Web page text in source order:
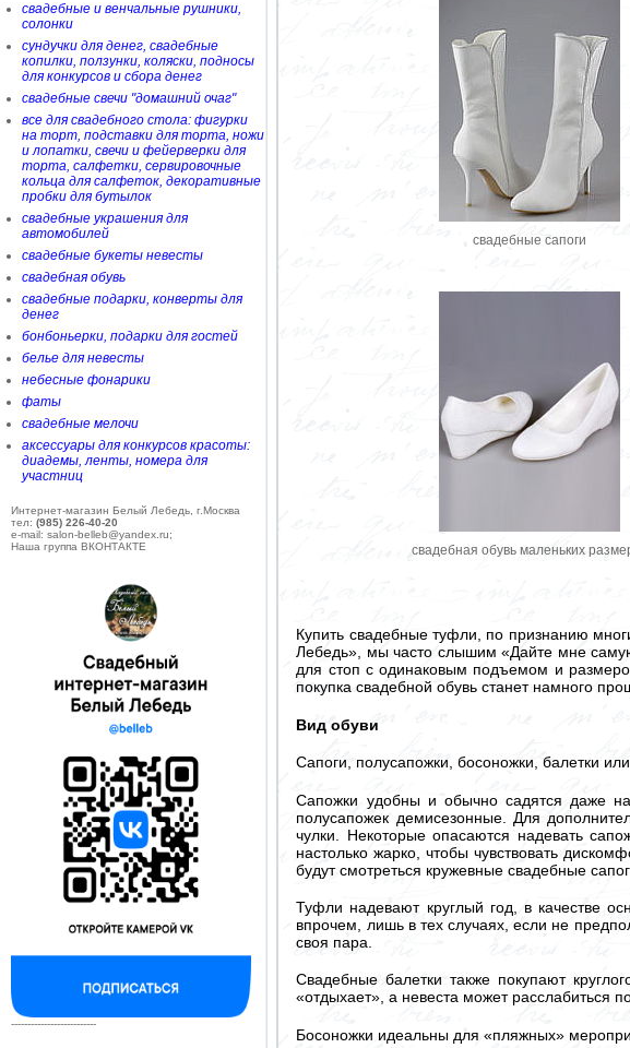
свадебные и венчальные рушники,
солонки
сундучки для денег, свадебные
копилки, ползунки, коляски, подносы
для конкурсов и сбора денег
свадебные свечи "домашний очаг"
все для свадебного стола: фигурки
на торт, подставки для торта, ножи
и лопатки, свечи и фейерверки для
торта, салфетки, сервировочные
кольца для салфеток, декоративные
пробки для бутылок
свадебные украшения для
автомобилей
свадебные букеты невесты
свадебная обувь
свадебные подарки, конверты для
денег
бонбоньерки, подарки для гостей
белье для невесты
небесные фонарики
фаты
свадебные мелочи
аксессуары для конкурсов красоты:
диадемы, ленты, номера для
участниц
Интернет-магазин Белый Лебедь, г.Москва
тел: (985) 226-40-20
e-mail: salon-belleb@yandex.ru;
Наша группа ВКОНТАКТЕ
--------------------------
cвадебные сапоги
свадебная обувь маленьких
Купить свадебные туфли, по признанию
Лебедь», мы часто слышим «Дайте мне
для стоп с одинаковым подъемом и
покупка свадебной обувь станет намного
Вид обуви
Сапоги, полусапожки, босоножки, балетки
Сапожки удобны и обычно садятся даже
полусапожек демисезонные. Для
чулки. Некоторые опасаются надевать
настолько жарко, чтобы чувствовать
будут смотреться кружевные свадебные
Туфли надевают круглый год, в качестве
впрочем, лишь в тех случаях, если не
своя пара.
Свадебные балетки также покупают
«отдыхает», а невеста может расслабиться
Босоножки идеальны для «пляжных»